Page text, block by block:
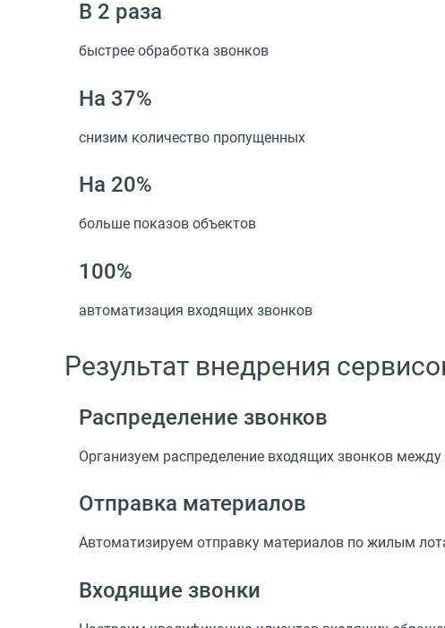
В 2 раза
быстрее обработка звонков
На 37%
снизим количество пропущенных
На 20%
больше показов объектов
100%
автоматизация входящих звонков
Результат внедрения
Распределение звонков
Организуем распределение входящих звонков
Отправка материалов
Автоматизируем отправку материалов по жилым
Входящие звонки